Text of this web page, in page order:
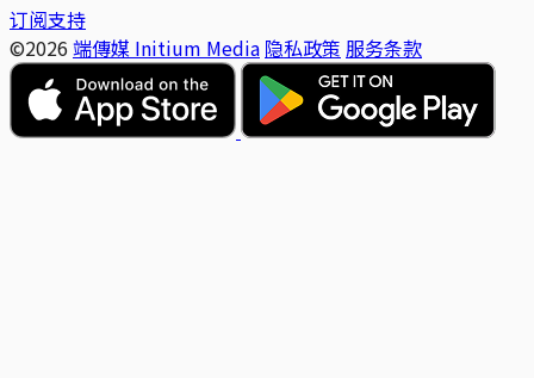
订阅支持
©2026 端傳媒 Initium Media 隐私政策 服务条款